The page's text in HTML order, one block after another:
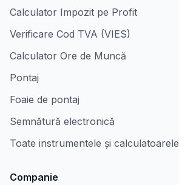
Calculator Impozit pe Profit
Verificare Cod TVA (VIES)
Calculator Ore de Muncă
Pontaj
Foaie de pontaj
Semnătură electronică
Toate instrumentele și calculatoarele
Companie